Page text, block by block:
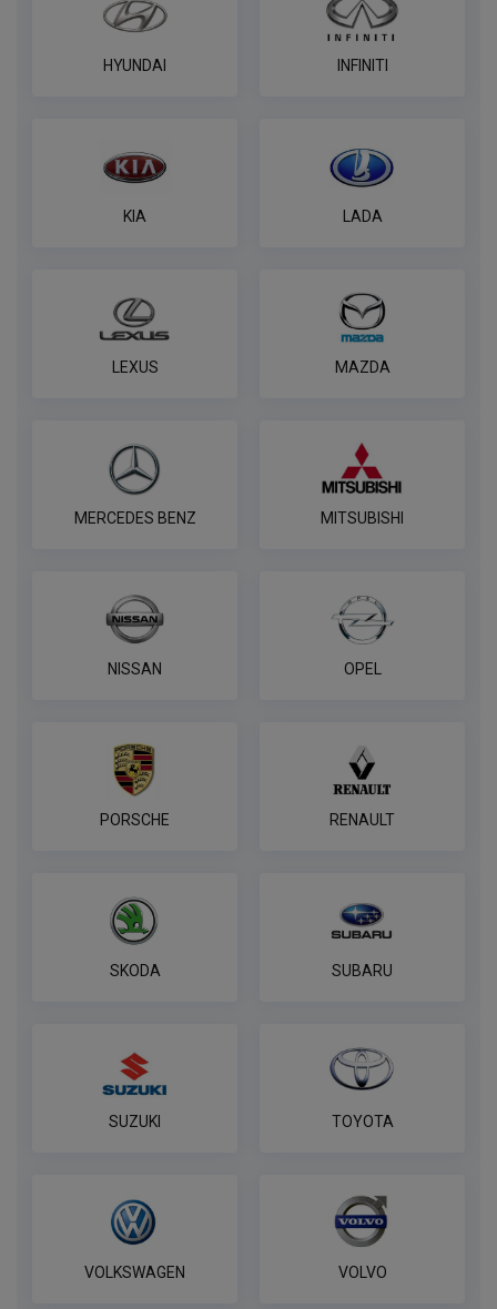
HYUNDAI INFINITI
KIA LADA
LEXUS MAZDA
MERCEDES BENZ MITSUBISHI
NISSAN OPEL
PORSCHE RENAULT
SKODA SUBARU
SUZUKI TOYOTA
VOLKSWAGEN VOLVO